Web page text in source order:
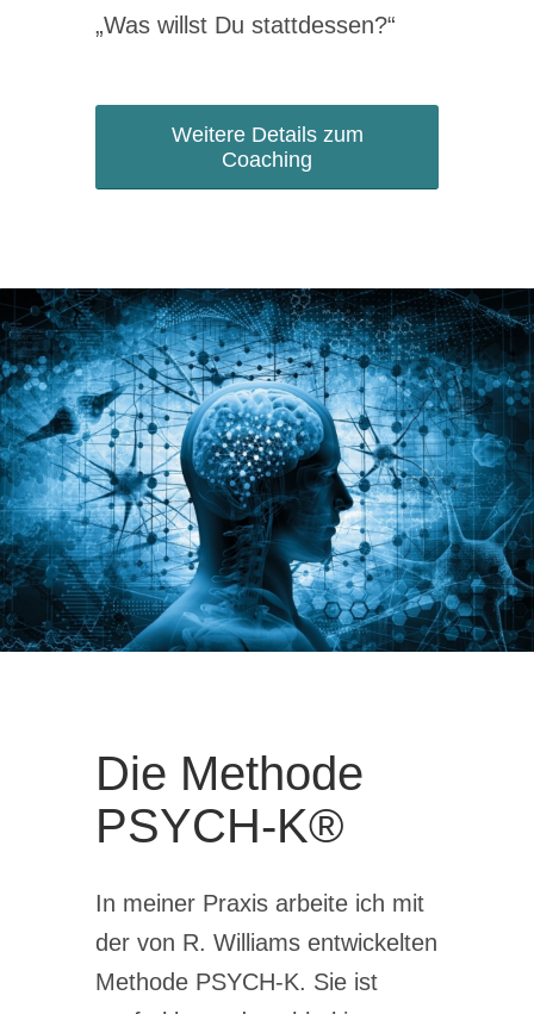
„Was willst Du stattdessen?“
Weitere Details zum
Coaching
Die Methode
PSYCH-K®
In meiner Praxis arbeite ich mit
der von R. Williams entwickelten
Methode PSYCH-K. Sie ist